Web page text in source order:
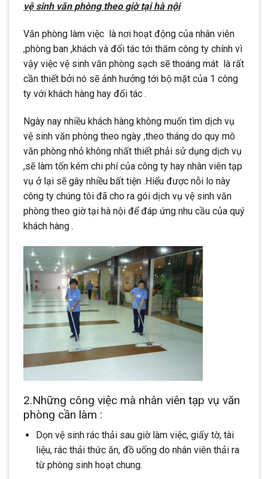
vệ sinh văn phòng theo giờ tại hà nội
Văn phòng làm việc là nơi hoạt động của nhân viên
,phòng ban ,khách và đối tác tới thăm công ty chính vì
vậy việc vệ sinh văn phòng sạch sẽ thoáng mát là rất
cần thiết bởi nó sẽ ảnh hưởng tới bộ mặt của 1 công
ty với khách hàng hay đối tác .
Ngày nay nhiều khách hàng không muốn tìm dịch vụ
vệ sinh văn phòng theo ngày ,theo tháng do quy mô
văn phòng nhỏ không nhất thiết phải sử dụng dịch vụ
,sẽ làm tốn kém chi phí của công ty hay nhân viên tạp
vụ ở lại sẽ gây nhiều bất tiện .Hiểu được nỗi lo này
công ty chúng tôi đã cho ra gói dịch vụ vệ sinh văn
phòng theo giờ tại hà nội để đáp ứng nhu cầu của quý
khách hàng .
2.Những công việc mà nhân viên tạp vụ văn
phòng cần làm :
Dọn vệ sinh rác thải sau giờ làm việc, giấy tờ, tài
liệu, rác thải thức ăn, đồ uống do nhân viên thải ra
từ phòng sinh hoạt chung.